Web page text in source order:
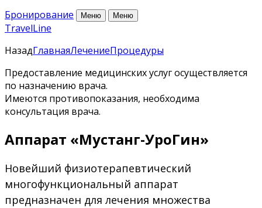
Бронирование
Меню Меню
TravelLine
НазадГлавнаяЛечениеПроцедуры
Предоставление медицинских услуг осуществляется
по назначению врача.
Имеются противопоказания, необходима
консультация врача.
Аппарат «Мустанг-УроГин»
Новейший физиотерапевтический
многофункциональный аппарат
предназначен для лечения множества